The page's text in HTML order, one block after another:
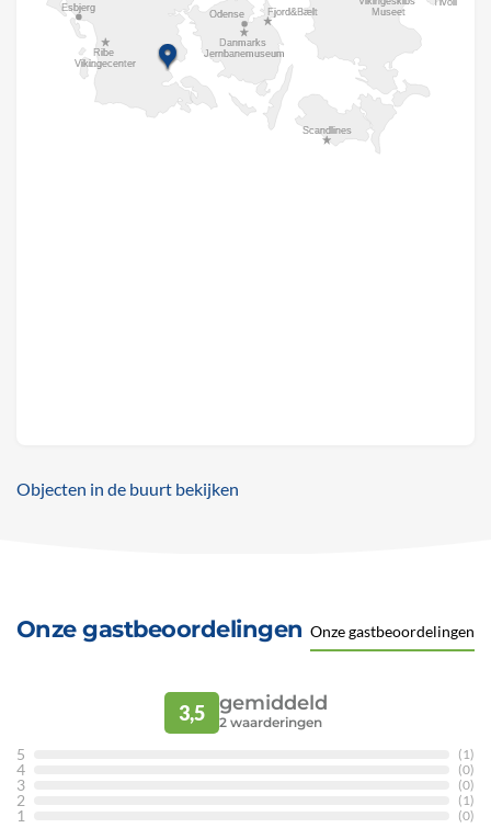
Objecten in de buurt bekijken
Onze gastbeoordelingen Onze gastbeoordelingen
3,5 gemiddeld
2waarderingen
5 (1)
4 (0)
3 (0)
2 (1)
1 (0)